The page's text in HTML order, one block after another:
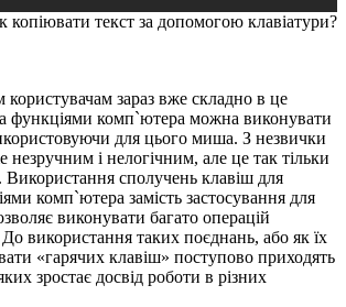
користувачам зараз вже складно в це
функціями комп`ютера можна виконувати
для цього миша. З незвички
незручним і нелогічним, але це так тільки
сполучень клавіш для
комп`ютера замість застосування для
виконувати багато операцій
використання таких поєднань, або як їх
«гарячих клавіш» поступово приходять
зростає досвід роботи в різних